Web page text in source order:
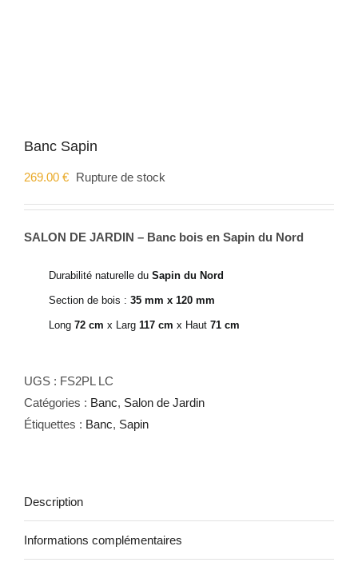
Banc Sapin
269.00 € Rupture de stock
SALON DE JARDIN – Banc bois en Sapin du Nord
Durabilité naturelle duSapin du Nord
Section de bois :35 mm x 120 mm
Long72 cm x Larg117 cm x Haut71 cm
UGS : FS2PL LC
Catégories : Banc, Salon de Jardin
Étiquettes : Banc, Sapin
Description
Informations complémentaires